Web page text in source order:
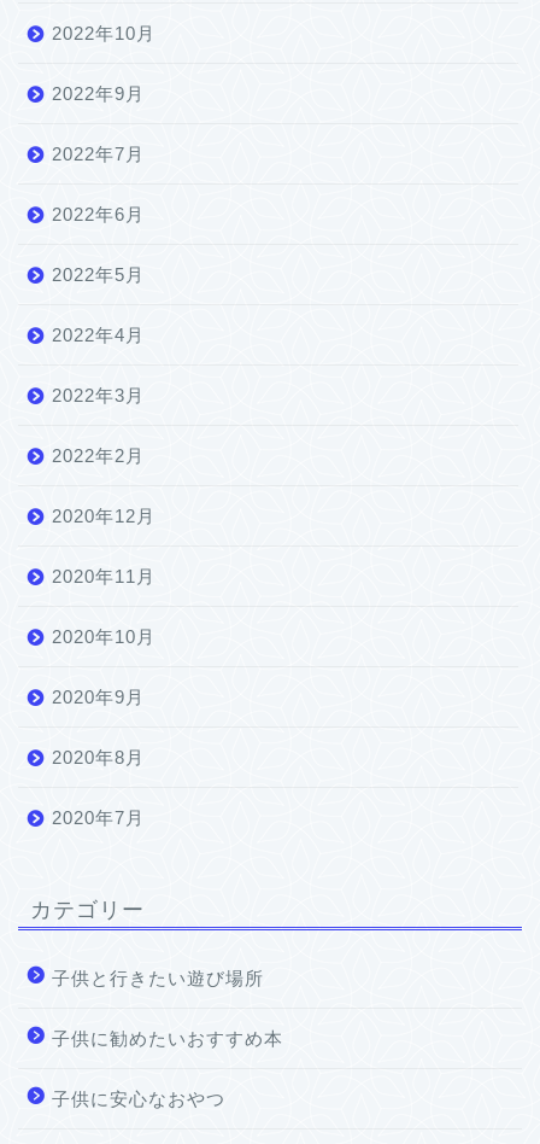
2022年10月
2022年9月
2022年7月
2022年6月
2022年5月
2022年4月
2022年3月
2022年2月
2020年12月
2020年11月
2020年10月
2020年9月
2020年8月
2020年7月
カテゴリー
子供と行きたい遊び場所
子供に勧めたいおすすめ本
子供に安心なおやつ